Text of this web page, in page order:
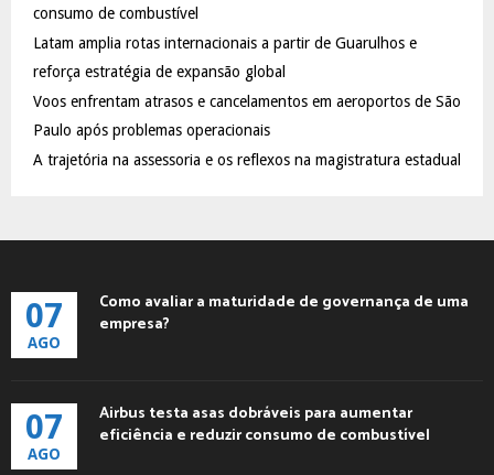
:consumo de combustível
Latam amplia rotas internacionais a partir de Guarulhos e
reforça estratégia de expansão global
Voos enfrentam atrasos e cancelamentos em aeroportos de São
Paulo após problemas operacionais
A trajetória na assessoria e os reflexos na magistratura estadual
07
AGO
Como avaliar a maturidade de governança de uma
empresa?
07
AGO
Airbus testa asas dobráveis para aumentar
eficiência e reduzir consumo de combustível